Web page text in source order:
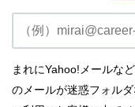
まれにYahoo!メールな
のメールが迷惑フォル